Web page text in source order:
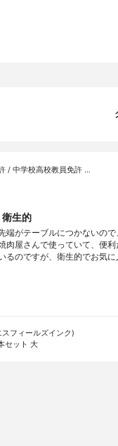
/ 中学校高校教員免許 …
生的
端がテーブルにつかないので
肉屋さんで使っていて、便利
るのですが、衛生的でお気に
フィールズインク)
セット 大